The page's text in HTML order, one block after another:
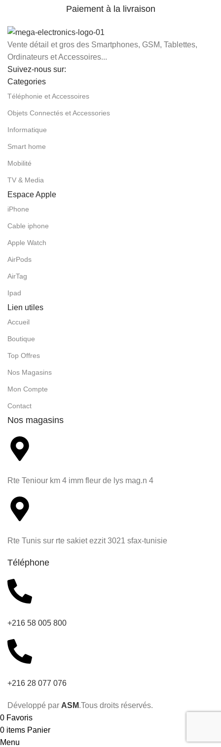
Paiement à la livraison
Vente détail et gros des Smartphones, GSM, Tablettes,
Ordinateurs et Accessoires...
Suivez-nous sur:
Categories
Téléphonie et Accessoires
Objets Connectés et Accessories
Informatique
Smart home
Mobilité
TV & Media
Espace Apple
iPhone
Cable iphone
Apple Watch
AirPods
AirTag
Ipad
Lien utiles
Accueil
Boutique
Top Offres
Nos Magasins
Mon Compte
Contact
Nos magasins
Rte Teniour km 4 imm fleur de lys mag.n 4
Rte Tunis sur rte sakiet ezzit 3021 sfax-tunisie
Téléphone
+216 58 005 800
+216 28 077 076
Développé par ASM.Tous droits réservés.
0 Favoris
0 items Panier
Menu